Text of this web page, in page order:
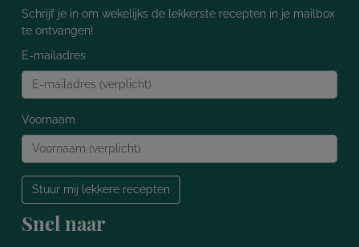
Schrijf je in om wekelijks de lekkerste recepten in je mailbox
te ontvangen!
E-mailadres
Voornaam
Stuur mij lekkere recepten
Snel naar